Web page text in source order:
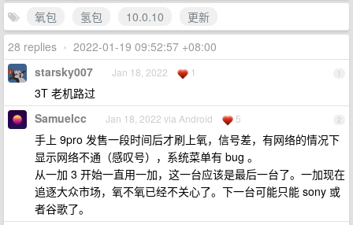
氧包
氢包 10.0.10
更新
28 replies • 2022-01-19 09:52:57 +08:00
1
starsky007 Jan 18, 2022 1
3T 老机路过
2
Samuelcc Jan 18, 2022 via Android 5
手上 9pro 发售一段时间后才刷上氧，信号差，有网络的情况下
显示网络不通（感叹号），系统菜单有 bug 。
从一加 3 开始一直用一加，这一台应该是最后一台了。一加现在
追逐大众市场，氧不氧已经不关心了。下一台可能只能 sony 或
者谷歌了。